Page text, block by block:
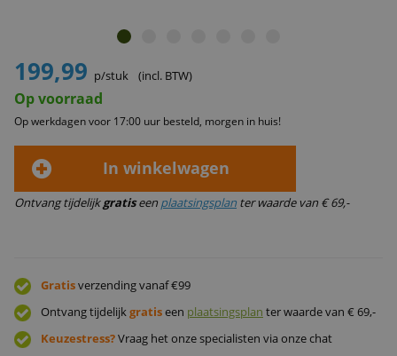
199,99 p/stuk (incl. BTW)
Op voorraad
Op werkdagen voor 17:00 uur besteld, morgen in huis!
In winkelwagen
Ontvang tijdelijkgratiseen plaatsingsplan ter waarde van € 69,-
Gratisverzending vanaf €99
Ontvang tijdelijkgratiseen plaatsingsplan ter waarde van € 69,-
Keuzestress?Vraag het onze specialisten via onze chat